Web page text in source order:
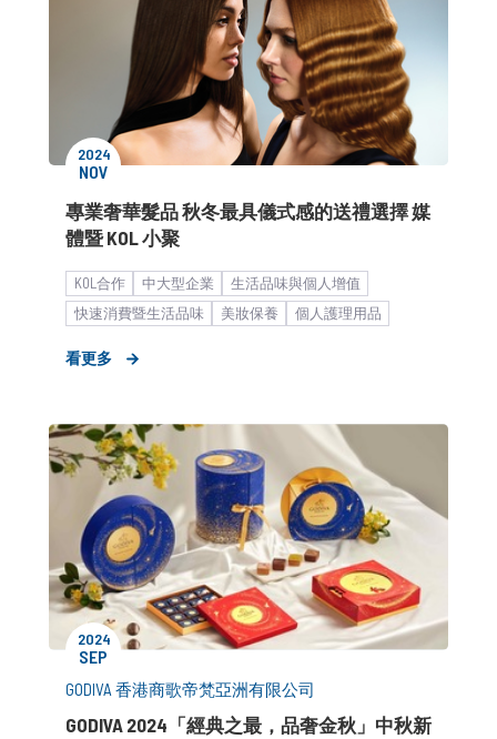
2024
NOV
專業奢華髮品 秋冬最具儀式感的送禮選擇 媒
體暨 KOL 小聚
KOL合作 中大型企業
生活品味與個人增值
快速消費暨生活品味
美妝保養
個人護理用品
新品上市造勢
看更多
2024
SEP
GODIVA 香港商歌帝梵亞洲有限公司
GODIVA 2024「經典之最，品奢金秋」中秋新